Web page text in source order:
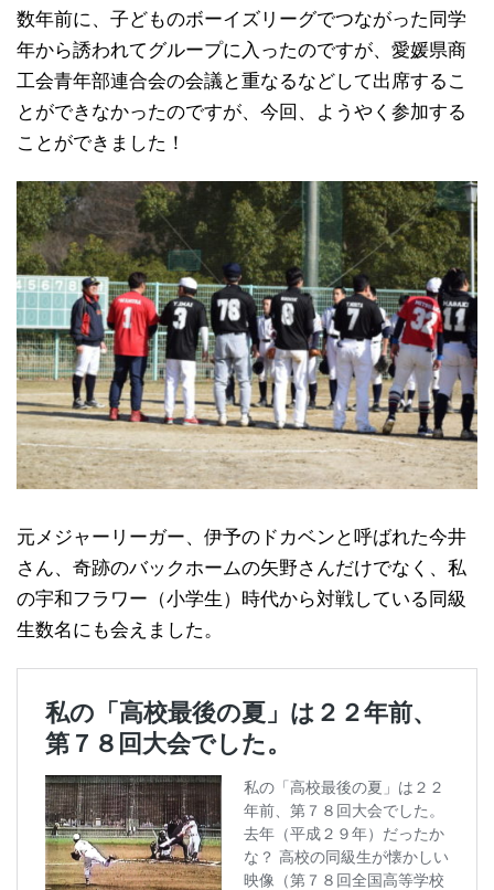
数年前に、子どものボーイズリーグでつながった同学
年から誘われてグループに入ったのですが、愛媛県商
工会青年部連合会の会議と重なるなどして出席するこ
とができなかったのですが、今回、ようやく参加する
ことができました！
元メジャーリーガー、伊予のドカベンと呼ばれた今井
さん、奇跡のバックホームの矢野さんだけでなく、私
の宇和フラワー（小学生）時代から対戦している同級
生数名にも会えました。